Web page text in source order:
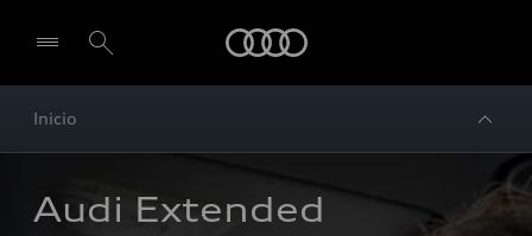
Inicio
Audi Extended